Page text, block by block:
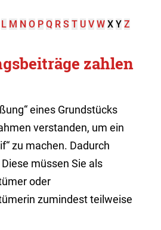
L M N O P Q R S T U V W X Y Z
zahlen
eines Grundstücks
verstanden, um ein
zu machen. Dadurch
müssen Sie als
oder
zumindest teilweise